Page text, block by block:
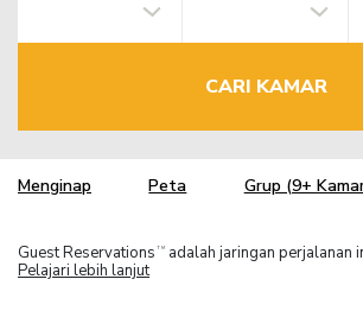
CARI KAMAR
Menginap Peta Grup (9+
Guest Reservations TM
adalah jaringan perjalanan
Pelajari lebih lanjut